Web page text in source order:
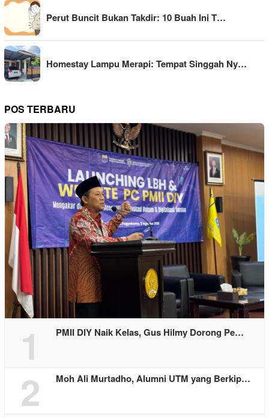
Perut Buncit Bukan Takdir: 10 Buah Ini T…
Homestay Lampu Merapi: Tempat Singgah Ny…
POS TERBARU
1 PMII DIY Naik Kelas, Gus Hilmy Dorong Pe…
2 Moh Ali Murtadho, Alumni UTM yang Berkip…